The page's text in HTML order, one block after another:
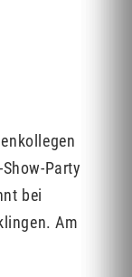
Party
bei
Am